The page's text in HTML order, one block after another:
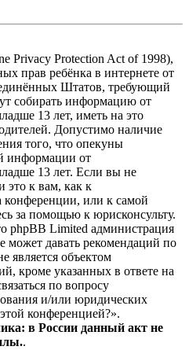
Privacy Protection Act of 1998),
прав ребёнка в интернете от
Штатов, требующий
собирать информацию от
13 лет, иметь на это
Допустимо наличие
того, что опекуны
информации от
13 лет. Если вы не
это к вам, как к
или к самой
за помощью к юрисконсульту.
phpBB Limited администрация
может давать рекомендаций по
является объектом
кроме указанных в ответе на
по вопросу
и/или юридических
конференцией?».
в России данный акт не
.